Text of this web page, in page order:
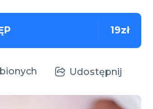
19zł
Udostępnij